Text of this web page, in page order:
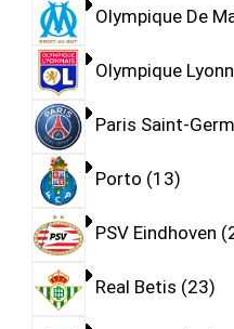
Olympique De
Olympique
Paris Saint-
Porto 13
PSV Eindhoven
Real Betis 23